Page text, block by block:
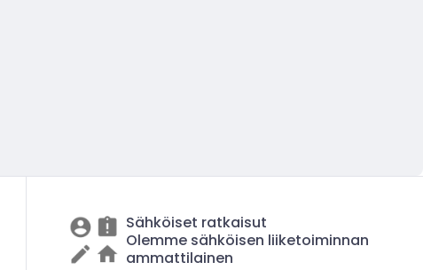
Sähköiset ratkaisut
Olemme sähköisen liiketoiminnan
ammattilainen